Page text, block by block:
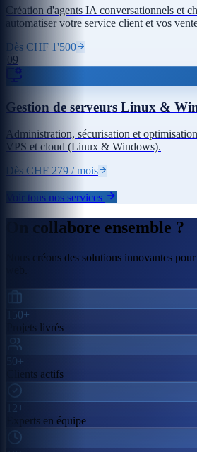
Création d'agents IA conversationnels et
automatiser votre service client et vos
Dès CHF 1'500
09
Gestion de serveurs Linux &
Administration, sécurisation et
VPS et cloud (Linux & Windows).
Dès CHF 279 / mois
Voir tous nos services
On collabore ensemble ?
Nous créons des solutions innovantes
150+
Projets livrés
50+
Clients actifs
12+
Experts en équipe